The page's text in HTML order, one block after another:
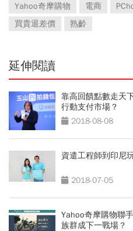
Yahoo奇摩購物
電商
買貴退差價
熟齡
延伸閱讀
靠高回饋點數走天
行動支付市場？
2018-08-08
資遣工程師到印尼
2018-07-05
Yahoo奇摩購物聯
族群成下一戰場？